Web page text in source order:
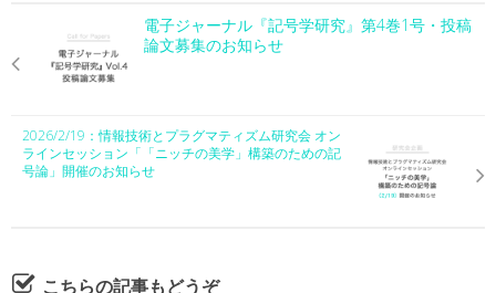
電子ジャーナル『記号学研究』第4巻1号・投稿
論文募集のお知らせ
2026/2/19：情報技術とプラグマティズム研究会 オン
ラインセッション「「ニッチの美学」構築のための記
号論」開催のお知らせ
こちらの記事もどうぞ